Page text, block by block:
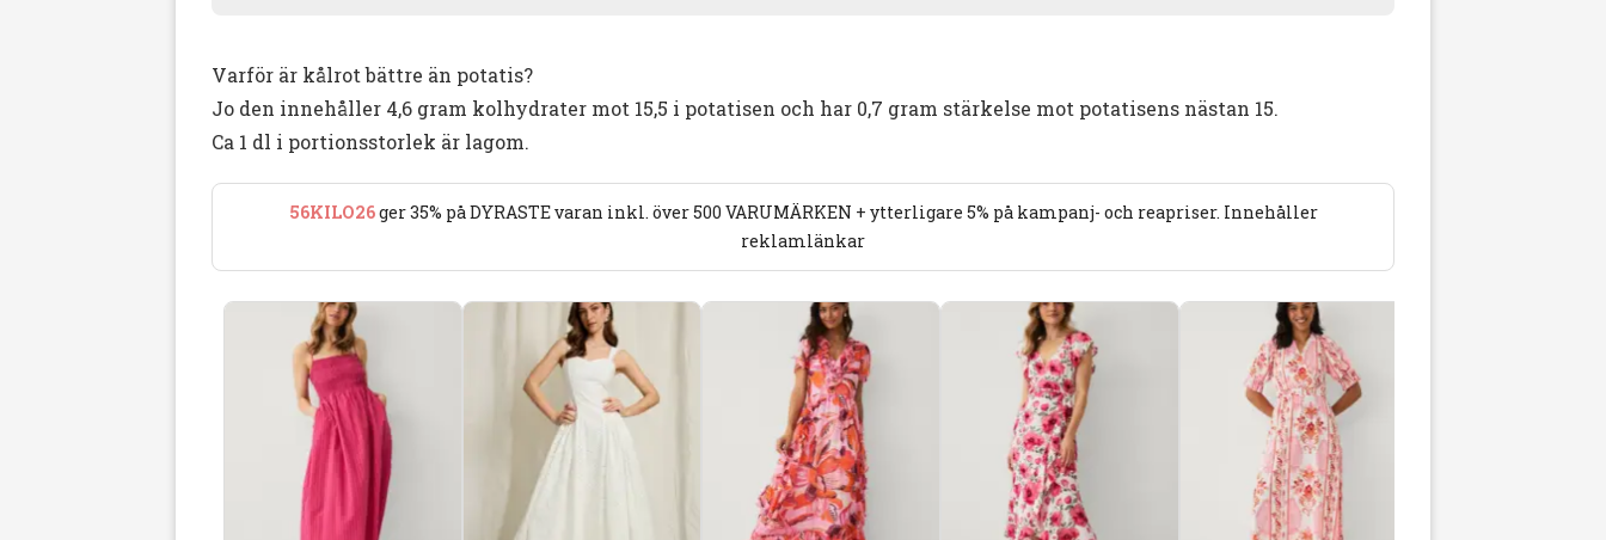
Varför är kålrot bättre än potatis?
Jo den innehåller 4,6 gram kolhydrater mot 15,5 i potatisen och har 0,7 gram stärkelse mot potatisens nästan 15.
Ca 1 dl i portionsstorlek är lagom.
56KILO26ger 35% på DYRASTE varan inkl. över 500 VARUMÄRKEN + ytterligare 5% på kampanj- och reapriser. Innehåller
reklamlänkar